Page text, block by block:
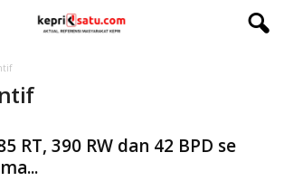
RT, 390 RW dan 42 BPD se